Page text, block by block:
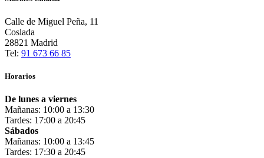
Calle de Miguel Peña, 11
Coslada
28821 Madrid
Tel: 91 673 66 85
Horarios
De lunes a viernes
Mañanas: 10:00 a 13:30
Tardes: 17:00 a 20:45
Sábados
Mañanas: 10:00 a 13:45
Tardes: 17:30 a 20:45